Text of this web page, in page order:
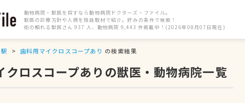
動物病院・獣医を探すなら動物病院ドクターズ・ファイル。
獣医の診療方針や人柄を独自取材で紹介。好みの条件で検索！
街の頼れる獣医さん 937 人、動物病院 9,443 件掲載中！(2026年08月07日現在)
歯科用マイクロスコープあり の検索結果
ロスコープありの獣医・動物病院一覧